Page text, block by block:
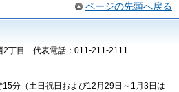
ページの先頭へ戻る
2丁目 代表電話：011-211-2111
分（土日祝日および12月29日～1月3日は